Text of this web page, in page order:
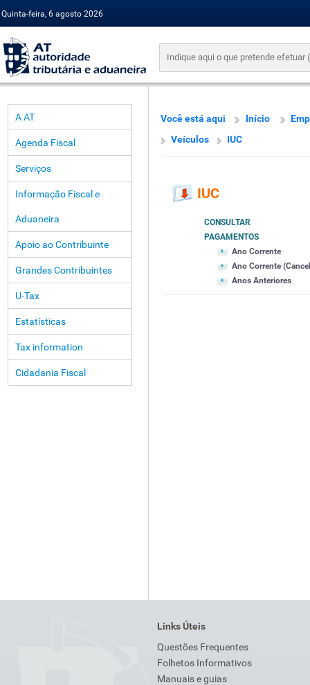
Quinta-feira, 6 agosto 2026
A AT
Agenda Fiscal
Serviços
Informação Fiscal e
Aduaneira
Apoio ao Contribuinte
Grandes Contribuintes
U-Tax
Estatísticas
Tax information
Cidadania Fiscal
Você está aqui Início
Veículos
IUC
IUC
CONSULTAR
PAGAMENTOS
Ano Corrente
Ano Corrente
Anos Anteriores
Links Úteis
Questões Frequentes
Folhetos Informativos
Manuais e guias